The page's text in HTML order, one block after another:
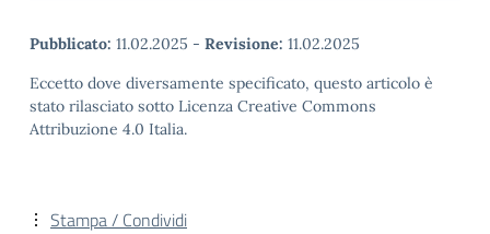
Pubblicato: 11.02.2025 - Revisione: 11.02.2025
Eccetto dove diversamente specificato, questo articolo è
stato rilasciato sotto Licenza Creative Commons
Attribuzione 4.0 Italia.
Stampa / Condividi